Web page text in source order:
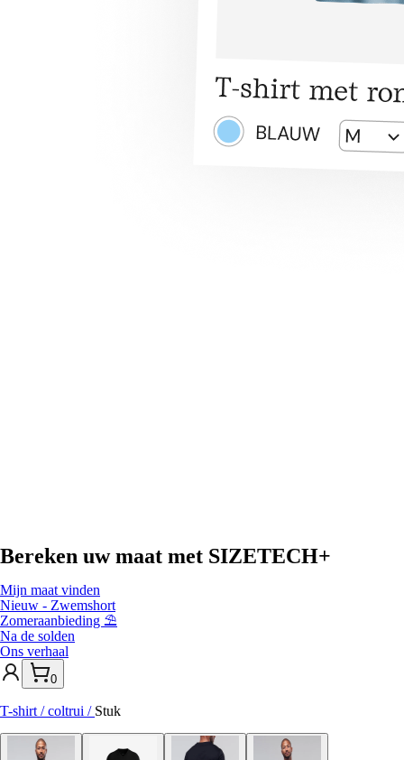
Bereken uw maat met SIZETECH+
Mijn maat vinden
Nieuw - Zwemshort
Zomeraanbieding ⛱️
Na de solden
Ons verhaal
0
T-shirt / coltrui / Stuk